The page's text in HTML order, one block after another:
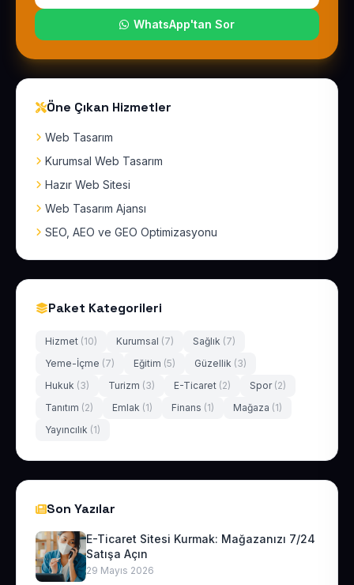
WhatsApp'tan Sor
Öne Çıkan Hizmetler
Web Tasarım
Kurumsal Web Tasarım
Hazır Web Sitesi
Web Tasarım Ajansı
SEO, AEO ve GEO Optimizasyonu
Paket Kategorileri
Hizmet (10) Kurumsal (7) Sağlık (7)
Yeme-İçme (7) Eğitim (5) Güzellik (3)
Hukuk (3) Turizm (3) E-Ticaret (2) Spor (2)
Tanıtım (2) Emlak (1) Finans (1) Mağaza (1)
Yayıncılık (1)
Son Yazılar
E-Ticaret Sitesi Kurmak: Mağazanızı 7/24
Satışa Açın
29 Mayıs 2026